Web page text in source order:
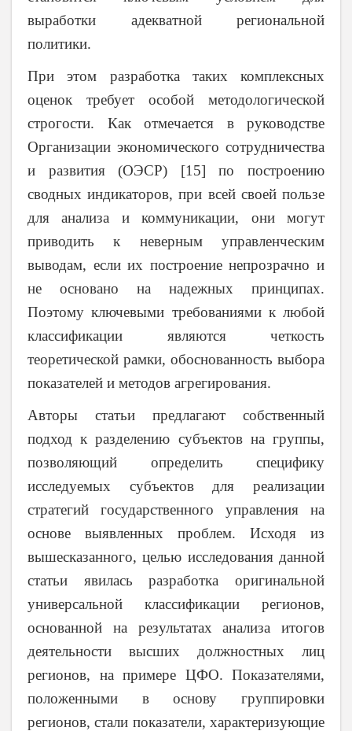
выработки адекватной региональной
политики.
При этом разработка таких комплексных
оценок требует особой методологической
строгости. Как отмечается в руководстве
Организации экономического сотрудничества
и развития (ОЭСР) [15] по построению
сводных индикаторов, при всей своей пользе
для анализа и коммуникации, они могут
приводить к неверным управленческим
выводам, если их построение непрозрачно и
не основано на надежных принципах.
Поэтому ключевыми требованиями к любой
классификации являются четкость
теоретической рамки, обоснованность выбора
показателей и методов агрегирования.
Авторы статьи предлагают собственный
подход к разделению субъектов на группы,
позволяющий определить специфику
исследуемых субъектов для реализации
стратегий государственного управления на
основе выявленных проблем.
Исходя из
вышесказанного, целью исследования данной
статьи явилась разработка оригинальной
универсальной классификации регионов,
основанной на результатах анализа итогов
деятельности высших должностных лиц
регионов, на примере ЦФО. Показателями,
положенными в основу группировки
регионов, стали показатели, характеризующие